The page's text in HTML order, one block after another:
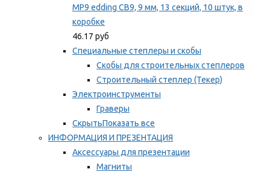
MP9 edding CB9, 9 мм, 13 секций, 10 штук, в
коробке
46.17 руб
Специальные степлеры и скобы
Скобы для строительных степлеров
Строительный степлер (Текер)
Электроинструменты
Граверы
СкрытьПоказать все
ИНФОРМАЦИЯ И ПРЕЗЕНТАЦИЯ
Аксессуары для презентации
Магниты